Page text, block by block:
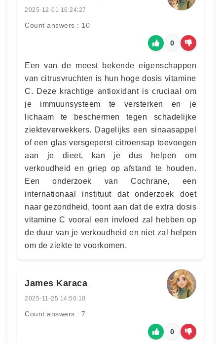
2025-12-01 16:24:27
Count answers : 10
0
Een van de meest bekende eigenschappen
van citrusvruchten is hun hoge dosis vitamine
C. Deze krachtige antioxidant is cruciaal om
je immuunsysteem te versterken en je
lichaam te beschermen tegen schadelijke
ziekteverwekkers. Dagelijks een sinaasappel
of een glas versgeperst citroensap toevoegen
aan je dieet, kan je dus helpen om
verkoudheid en griep op afstand te houden.
Een onderzoek van Cochrane, een
internationaal instituut dat onderzoek doet
naar gezondheid, toont aan dat de extra dosis
vitamine C vooral een invloed zal hebben op
de duur van je verkoudheid en niet zal helpen
om de ziekte te voorkomen.
James Karaca
2025-11-25 14:50:10
Count answers : 7
0